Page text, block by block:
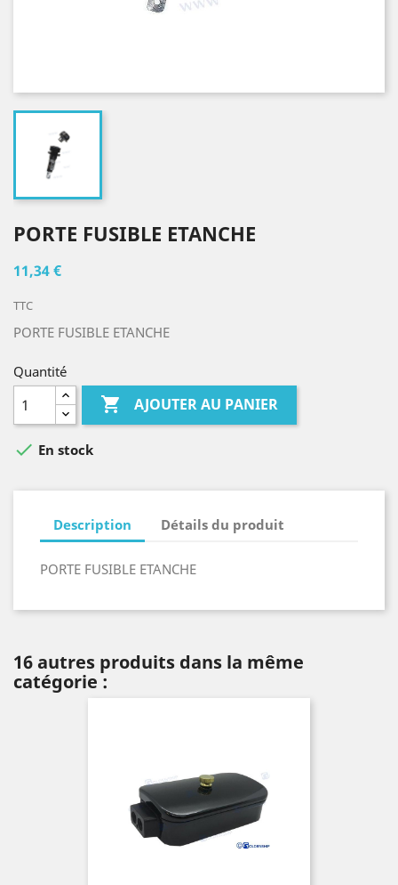
PORTE FUSIBLE ETANCHE
11,34 €
TTC
PORTE FUSIBLE ETANCHE
Quantité
 AJOUTER AU PANIER
 En stock
Description Détails du produit
PORTE FUSIBLE ETANCHE
16 autres produits dans la même
catégorie :